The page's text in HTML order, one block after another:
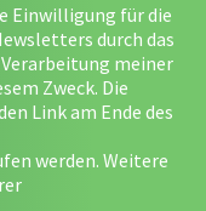
Einwilligung für die
durch das
meiner
Zweck. Die
Link am Ende des
werden. Weitere